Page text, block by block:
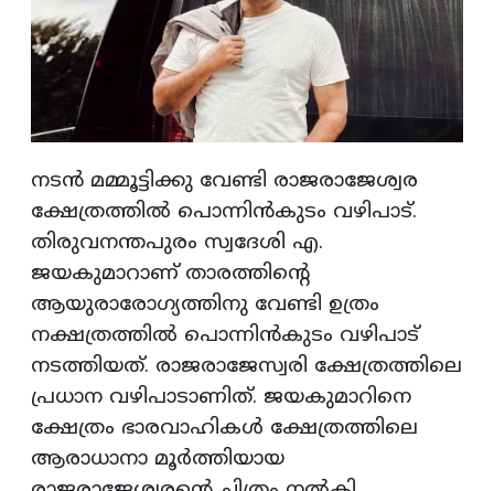
നടന്‍ മമ്മൂട്ടിക്കു വേണ്ടി രാജരാജേശ്വര
ക്ഷേത്രത്തില്‍ പൊന്നിന്‍കുടം വഴിപാട്.
തിരുവനന്തപുരം സ്വദേശി എ.
ജയകുമാറാണ് താരത്തിന്റെ
ആയുരാരോഗ്യത്തിനു വേണ്ടി ഉത്രം
നക്ഷത്രത്തില്‍ പൊന്നിന്‍കുടം വഴിപാട്
നടത്തിയത്. രാജരാജേസ്വരി ക്ഷേത്രത്തിലെ
പ്രധാന വഴിപാടാണിത്. ജയകുമാറിനെ
ക്ഷേത്രം ഭാരവാഹികള്‍ ക്ഷേത്രത്തിലെ
ആരാധാനാ മൂര്‍ത്തിയായ